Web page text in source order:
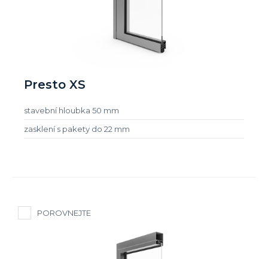
Presto XS
stavební hloubka 50 mm
zasklení s pakety do 22 mm
POROVNEJTE